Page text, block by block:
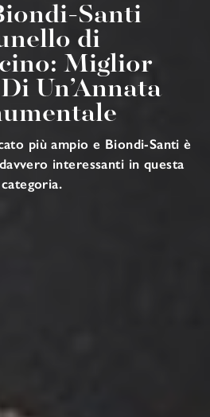
Santi
di
Miglior
Un’Annata
più ampio e Biondi-Santi è
interessanti in questa
categoria.